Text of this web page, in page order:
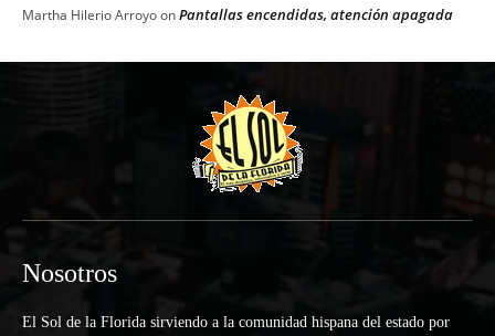
Martha Hilerio ArroyoonPantallas encendidas, atención apagada
Nosotros
El Sol de la Florida sirviendo a la comunidad hispana del estado por